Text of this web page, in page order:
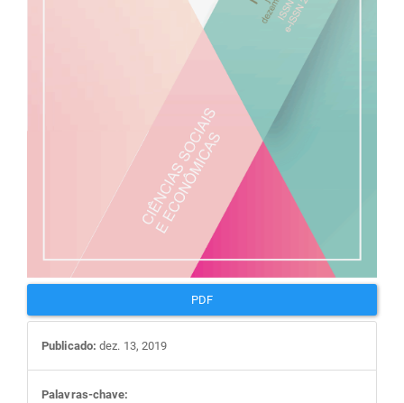
PDF
Publicado: dez. 13, 2019
Palavras-chave: